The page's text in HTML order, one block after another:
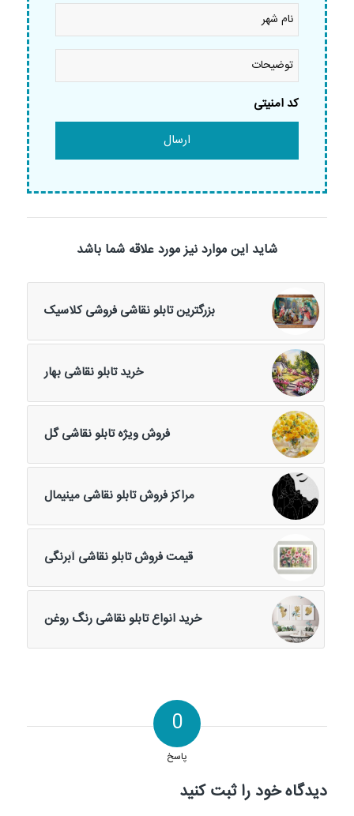
نام
شهر *
توضیحات
کد امنیتی
شاید این موارد نیز مورد علاقه شما باشد
بزرگترین تابلو نقاشی فروشی کلاسیک
خرید تابلو نقاشی بهار
فروش ویژه تابلو نقاشی گل
مراکز فروش تابلو نقاشی مینیمال
قیمت فروش تابلو نقاشی آبرنگی
خرید انواع تابلو نقاشی رنگ روغن
0
پاسخ
دیدگاه خود را ثبت کنید